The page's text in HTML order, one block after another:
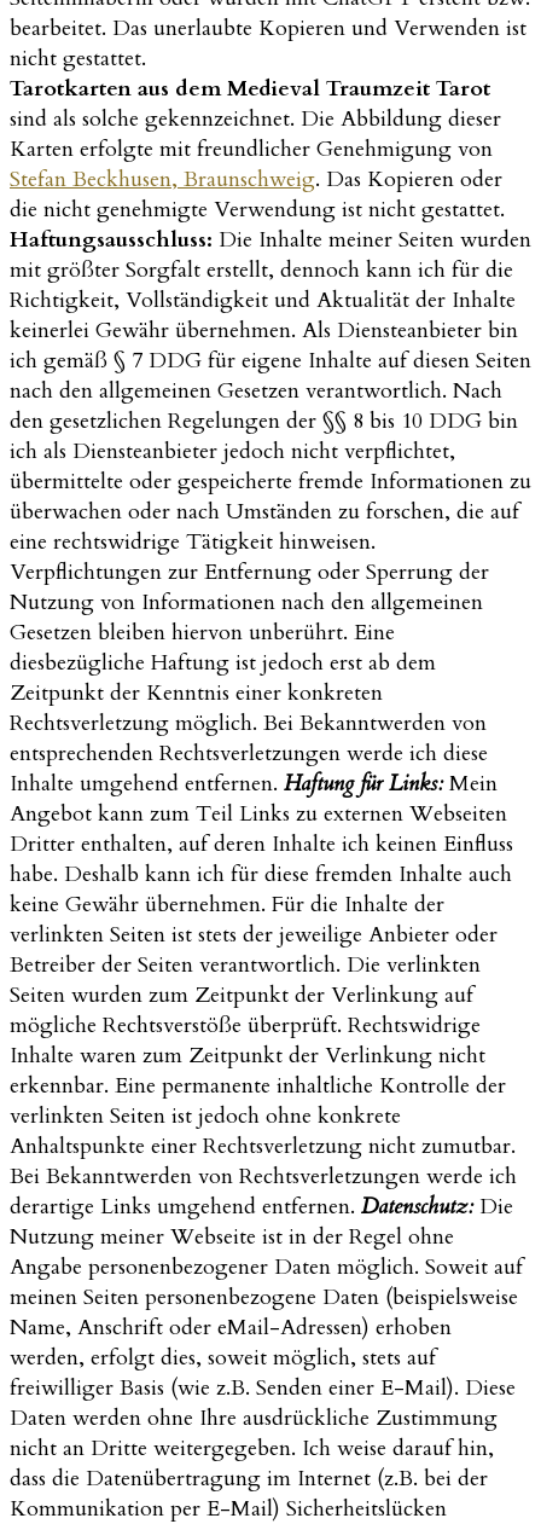
bearbeitet. Das unerlaubte Kopieren und Verwenden ist
nicht gestattet.
Tarotkarten aus dem Medieval Traumzeit Tarot
sind als solche gekennzeichnet. Die Abbildung dieser
Karten erfolgte mit freundlicher Genehmigung von
Stefan Beckhusen, Braunschweig. Das Kopieren oder
die nicht genehmigte Verwendung ist nicht gestattet.
Haftungsausschluss: Die Inhalte meiner Seiten wurden
mit größter Sorgfalt erstellt, dennoch kann ich für die
Richtigkeit, Vollständigkeit und Aktualität der Inhalte
keinerlei Gewähr übernehmen. Als Diensteanbieter bin
ich gemäß § 7 DDG für eigene Inhalte auf diesen Seiten
nach den allgemeinen Gesetzen verantwortlich. Nach
den gesetzlichen Regelungen der §§ 8 bis 10 DDG bin
ich als Diensteanbieter jedoch nicht verpflichtet,
übermittelte oder gespeicherte fremde Informationen zu
überwachen oder nach Umständen zu forschen, die auf
eine rechtswidrige Tätigkeit hinweisen.
Verpflichtungen zur Entfernung oder Sperrung der
Nutzung von Informationen nach den allgemeinen
Gesetzen bleiben hiervon unberührt. Eine
diesbezügliche Haftung ist jedoch erst ab dem
Zeitpunkt der Kenntnis einer konkreten
Rechtsverletzung möglich. Bei Bekanntwerden von
entsprechenden Rechtsverletzungen werde ich diese
Inhalte umgehend entfernen. Haftung für Links:Mein
Angebot kann zum Teil Links zu externen Webseiten
Dritter enthalten, auf deren Inhalte ich keinen Einfluss
habe. Deshalb kann ich für diese fremden Inhalte auch
keine Gewähr übernehmen. Für die Inhalte der
verlinkten Seiten ist stets der jeweilige Anbieter oder
Betreiber der Seiten verantwortlich. Die verlinkten
Seiten wurden zum Zeitpunkt der Verlinkung auf
mögliche Rechtsverstöße überprüft. Rechtswidrige
Inhalte waren zum Zeitpunkt der Verlinkung nicht
erkennbar. Eine permanente inhaltliche Kontrolle der
verlinkten Seiten ist jedoch ohne konkrete
Anhaltspunkte einer Rechtsverletzung nicht zumutbar.
Bei Bekanntwerden von Rechtsverletzungen werde ich
derartige Links umgehend entfernen. Datenschutz: Die
Nutzung meiner Webseite ist in der Regel ohne
Angabe personenbezogener Daten möglich. Soweit auf
meinen Seiten personenbezogene Daten (beispielsweise
Name, Anschrift oder eMail-Adressen) erhoben
werden, erfolgt dies, soweit möglich, stets auf
freiwilliger Basis (wie z.B. Senden einer E-Mail). Diese
Daten werden ohne Ihre ausdrückliche Zustimmung
nicht an Dritte weitergegeben. Ich weise darauf hin,
dass die Datenübertragung im Internet (z.B. bei der
Kommunikation per E-Mail) Sicherheitslücken